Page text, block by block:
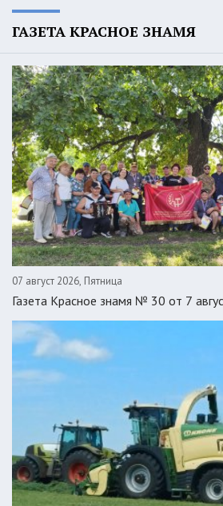
ГАЗЕТА КРАСНОЕ ЗНАМЯ
07 август 2026, Пятница
Газета Красное знамя № 30 от 7